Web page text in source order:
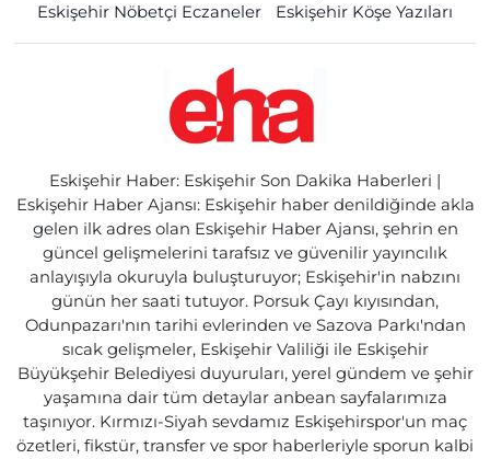
Eskişehir Nöbetçi Eczaneler
Eskişehir Köşe Yazıları
Eskişehir Haber: Eskişehir Son Dakika Haberleri |
Eskişehir Haber Ajansı: Eskişehir haber denildiğinde akla
gelen ilk adres olan Eskişehir Haber Ajansı, şehrin en
güncel gelişmelerini tarafsız ve güvenilir yayıncılık
anlayışıyla okuruyla buluşturuyor; Eskişehir'in nabzını
günün her saati tutuyor. Porsuk Çayı kıyısından,
Odunpazarı'nın tarihi evlerinden ve Sazova Parkı'ndan
sıcak gelişmeler, Eskişehir Valiliği ile Eskişehir
Büyükşehir Belediyesi duyuruları, yerel gündem ve şehir
yaşamına dair tüm detaylar anbean sayfalarımıza
taşınıyor. Kırmızı-Siyah sevdamız Eskişehirspor'un maç
özetleri, fikstür, transfer ve spor haberleriyle sporun kalbi